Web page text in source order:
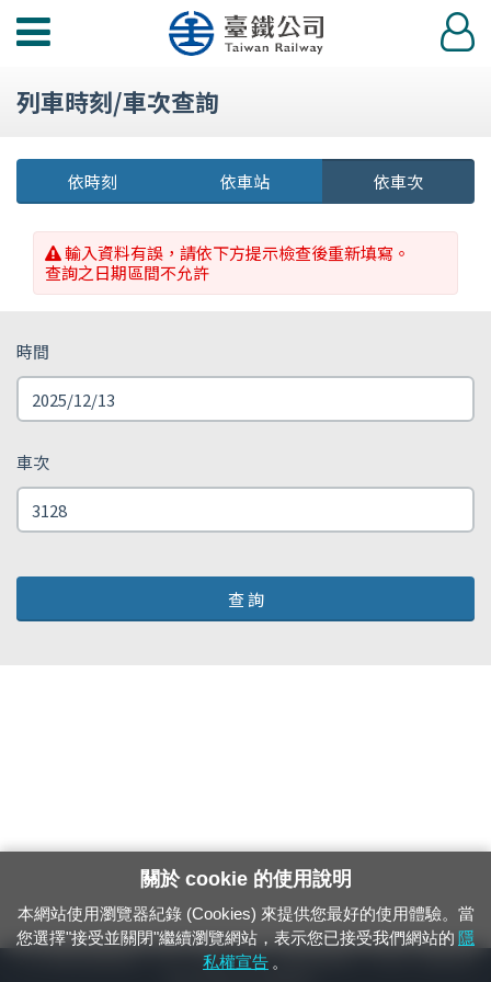
功
選
登
入
列車時刻/車次查詢
依時刻 依車站 依車次
輸入資料有誤，請依下方提示檢查後重新填寫。
查詢之日期區間不允許
時間
車次
查 詢
24小時緊急通報電話：1933（市話、手機，僅限發現軌道、平交道、橋樑及隧
關於 cookie 的使用說明
本網站使用瀏覽器紀錄 (Cookies) 來提供您最好的使用體驗。當
您選擇"接受並關閉"繼續瀏覽網站，表示您已接受我們網站的 隱
私權宣告 。